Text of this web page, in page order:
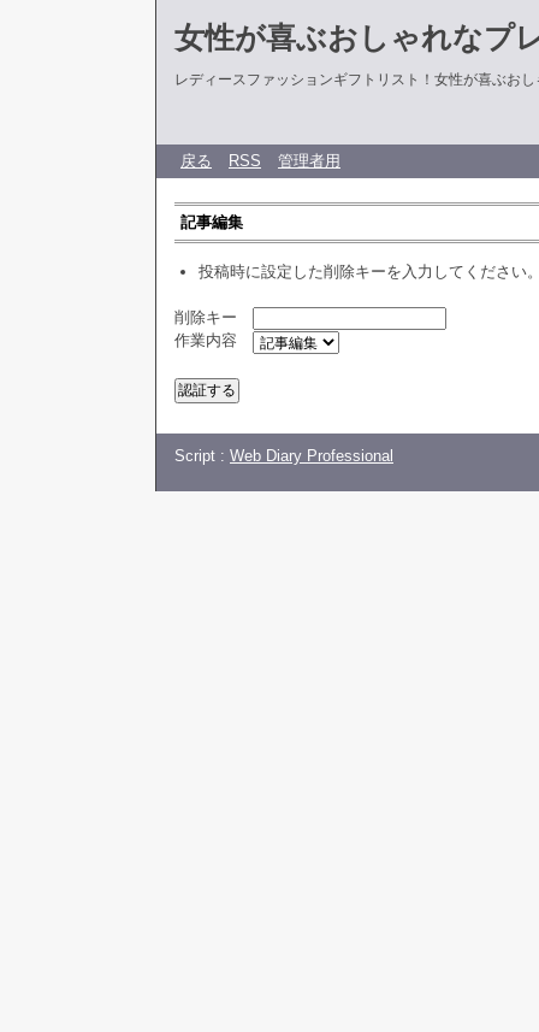
女性が喜ぶおしゃれなプ
レディースファッションギフトリスト！女性が喜ぶお
戻る RSS 管理者用
記事編集
投稿時に設定した削除キーを入力してください
削除キー
作業内容
Script : Web Diary Professional